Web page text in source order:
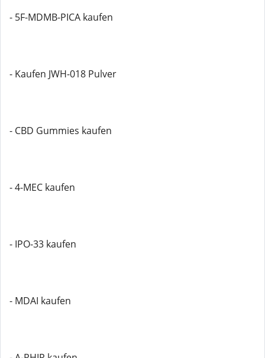
- 5F-MDMB-PICA kaufen
- Kaufen JWH-018 Pulver
- CBD Gummies kaufen
- 4-MEC kaufen
- IPO-33 kaufen
- MDAI kaufen